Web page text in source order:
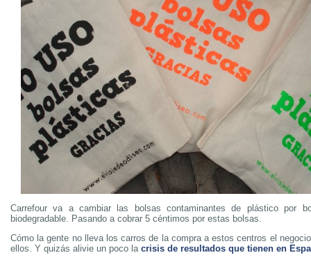
Carrefour va a cambiar las bolsas contaminantes de plástico por
biodegradable. Pasando a cobrar 5 céntimos por estas bolsas.
Cómo la gente no lleva los carros de la compra a estos centros el
ellos. Y quizás alivie un poco la crisis de resultados que tienen en